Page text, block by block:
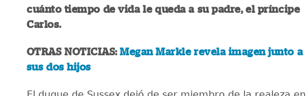
cuánto tiempo de vida le queda a su padre, el príncipe
Carlos.
OTRAS NOTICIAS:Megan Markle revela imagen junto a
sus dos hijos